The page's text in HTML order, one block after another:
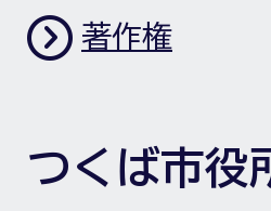
著作権
つくば市役